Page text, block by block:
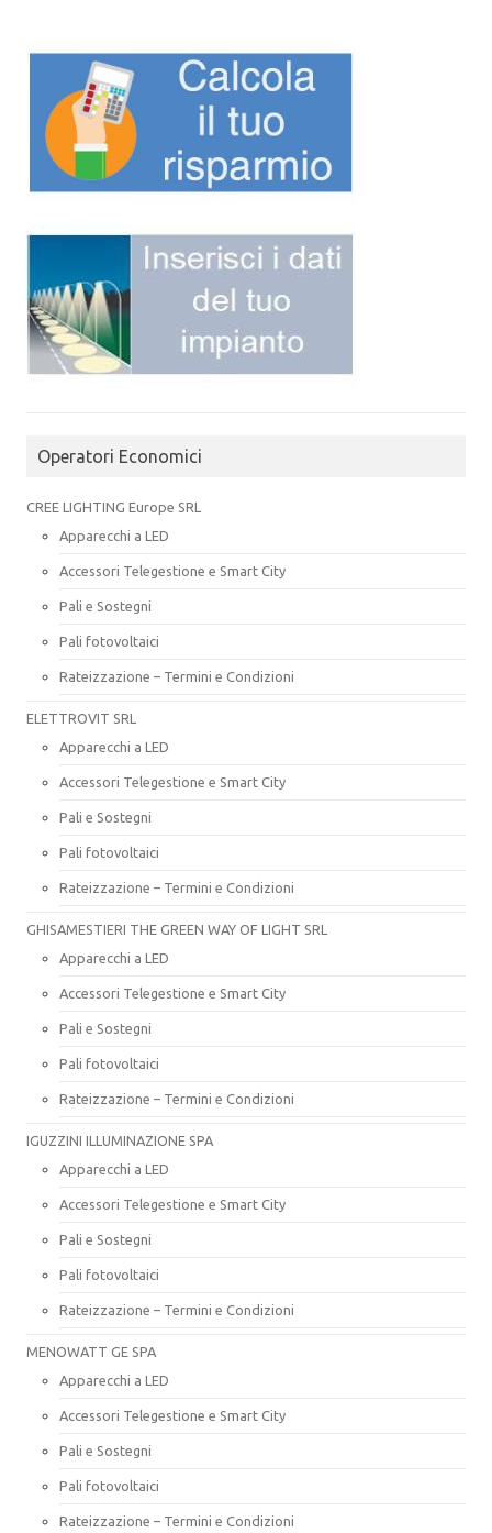
Operatori Economici
CREE LIGHTING Europe SRL
Apparecchi a LED
Accessori Telegestione e Smart City
Pali e Sostegni
Pali fotovoltaici
Rateizzazione – Termini e Condizioni
ELETTROVIT SRL
Apparecchi a LED
Accessori Telegestione e Smart City
Pali e Sostegni
Pali fotovoltaici
Rateizzazione – Termini e Condizioni
GHISAMESTIERI THE GREEN WAY OF LIGHT SRL
Apparecchi a LED
Accessori Telegestione e Smart City
Pali e Sostegni
Pali fotovoltaici
Rateizzazione – Termini e Condizioni
IGUZZINI ILLUMINAZIONE SPA
Apparecchi a LED
Accessori Telegestione e Smart City
Pali e Sostegni
Pali fotovoltaici
Rateizzazione – Termini e Condizioni
MENOWATT GE SPA
Apparecchi a LED
Accessori Telegestione e Smart City
Pali e Sostegni
Pali fotovoltaici
Rateizzazione – Termini e Condizioni